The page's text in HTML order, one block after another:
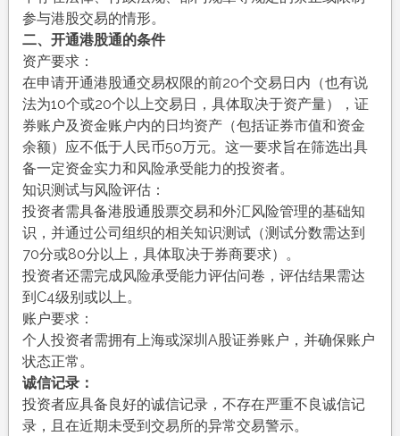
参与港股交易的情形。
二、开通港股通的条件
资产要求：
在申请开通港股通交易权限的前20个交易日内（也有说
法为10个或20个以上交易日，具体取决于资产量），证
券账户及资金账户内的日均资产（包括证券市值和资金
余额）应不低于人民币50万元。这一要求旨在筛选出具
备一定资金实力和风险承受能力的投资者。
知识测试与风险评估：
投资者需具备港股通股票交易和外汇风险管理的基础知
识，并通过公司组织的相关知识测试（测试分数需达到
70分或80分以上，具体取决于券商要求）。
投资者还需完成风险承受能力评估问卷，评估结果需达
到C4级别或以上。
账户要求：
个人投资者需拥有上海或深圳A股证券账户，并确保账户
状态正常。
诚信记录：
投资者应具备良好的诚信记录，不存在严重不良诚信记
录，且在近期未受到交易所的异常交易警示。